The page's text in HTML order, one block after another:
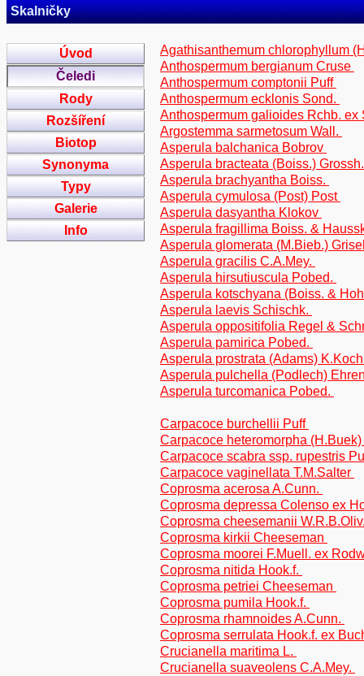
Skalničky
Úvod
Čeledi
Rody
Rozšíření
Biotop
Synonyma
Typy
Galerie
Info
Agathisanthemum chlorophyllum
Anthospermum bergianum Cruse
Anthospermum comptonii Puff
Anthospermum ecklonis Sond.
Anthospermum galioides Rchb. ex
Argostemma sarmetosum Wall.
Asperula balchanica Bobrov
Asperula bracteata (Boiss.)
Asperula brachyantha Boiss.
Asperula cymulosa (Post) Post
Asperula dasyantha Klokov
Asperula fragillima Boiss. &
Asperula glomerata (M.Bieb.)
Asperula gracilis C.A.Mey.
Asperula hirsutiuscula Pobed.
Asperula kotschyana (Boiss. &
Asperula laevis Schischk.
Asperula oppositifolia Regel &
Asperula pamirica Pobed.
Asperula prostrata (Adams)
Asperula pulchella (Podlech)
Asperula turcomanica Pobed.
Carpacoce burchellii Puff
Carpacoce heteromorpha
Carpacoce scabra ssp. rupestris
Carpacoce vaginellata T.M.Salter
Coprosma acerosa A.Cunn.
Coprosma depressa Colenso ex
Coprosma cheesemanii
Coprosma kirkii Cheeseman
Coprosma moorei F.Muell. ex
Coprosma nitida Hook.f.
Coprosma petriei Cheeseman
Coprosma pumila Hook.f.
Coprosma rhamnoides A.Cunn.
Coprosma serrulata Hook.f. ex
Crucianella maritima L.
Crucianella suaveolens C.A.Mey.